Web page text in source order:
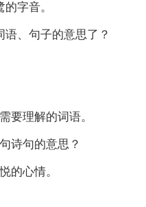
字音。
、句子的意思了？
要理解的词语。
诗句的意思？
的心情。